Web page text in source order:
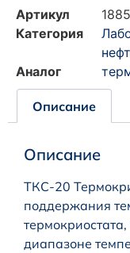
Артикул
Категория
Аналог
Описание
Описание
ТКС-20
поддержания
диапазоне